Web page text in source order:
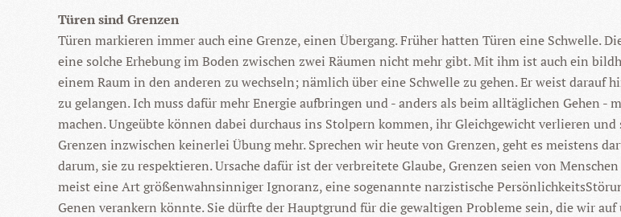
Türen sind Grenzen
Türen markieren immer auch eine Grenze, einen Übergang. Früher hatten Türen eine Schwelle.
eine solche Erhebung im Boden zwischen zwei Räumen nicht mehr gibt. Mit ihm ist auch ein
einem Raum in den anderen zu wechseln; nämlich über eine Schwelle zu gehen. Er weist darauf
zu gelangen. Ich muss dafür mehr Energie aufbringen und - anders als beim alltäglichen Gehen
machen. Ungeübte können dabei durchaus ins Stolpern kommen, ihr Gleichgewicht verlieren
Grenzen inzwischen keinerlei Übung mehr. Sprechen wir heute von Grenzen, geht es meistens
darum, sie zu respektieren. Ursache dafür ist der verbreitete Glaube, Grenzen seien von
meist eine Art größenwahnsinniger Ignoranz, eine sogenannte narzistische
Genen verankern könnte. Sie dürfte der Hauptgrund für die gewaltigen Probleme sein, die wir